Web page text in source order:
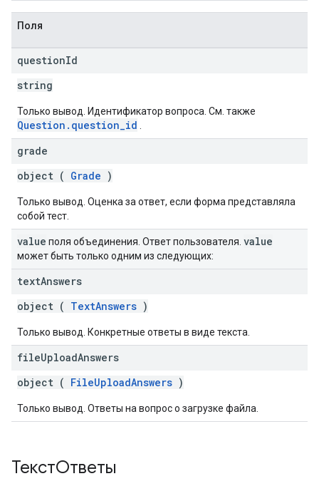
Поля
questionId
string
Только вывод. Идентификатор вопроса. См. также
Question.question_id
grade
object ( Grade )
Только вывод. Оценка за ответ, если форма представляла
собой тест.
value поля объединения. Ответ пользователя. value
может быть только одним из следующих:
textAnswers
object ( TextAnswers )
Только вывод. Конкретные ответы в виде текста.
fileUploadAnswers
object ( FileUploadAnswers )
Только вывод. Ответы на вопрос о загрузке файла.
ТекстОтветы